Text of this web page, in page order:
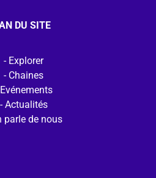
DU SITE
Explorer
Chaines
Evénements
Actualités
parle de nous